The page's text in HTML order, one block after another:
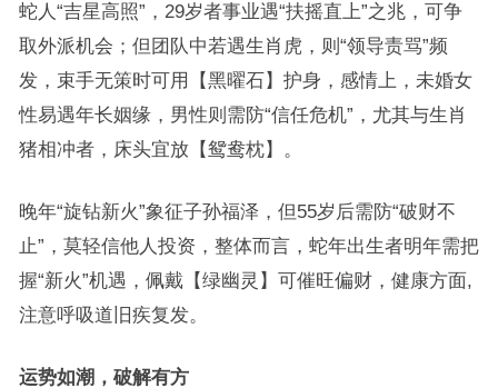
蛇人“吉星高照”，29岁者事业遇“扶摇直上”之兆，可争
取外派机会；但团队中若遇生肖虎，则“领导责骂”频
发，束手无策时可用【黑曜石】护身，感情上，未婚女
性易遇年长姻缘，男性则需防“信任危机”，尤其与生肖
猪相冲者，床头宜放【鸳鸯枕】。
晚年“旋钻新火”象征子孙福泽，但55岁后需防“破财不
止”，莫轻信他人投资，整体而言，蛇年出生者明年需把
握“新火”机遇，佩戴【绿幽灵】可催旺偏财，健康方面,
注意呼吸道旧疾复发。
运势如潮，破解有方